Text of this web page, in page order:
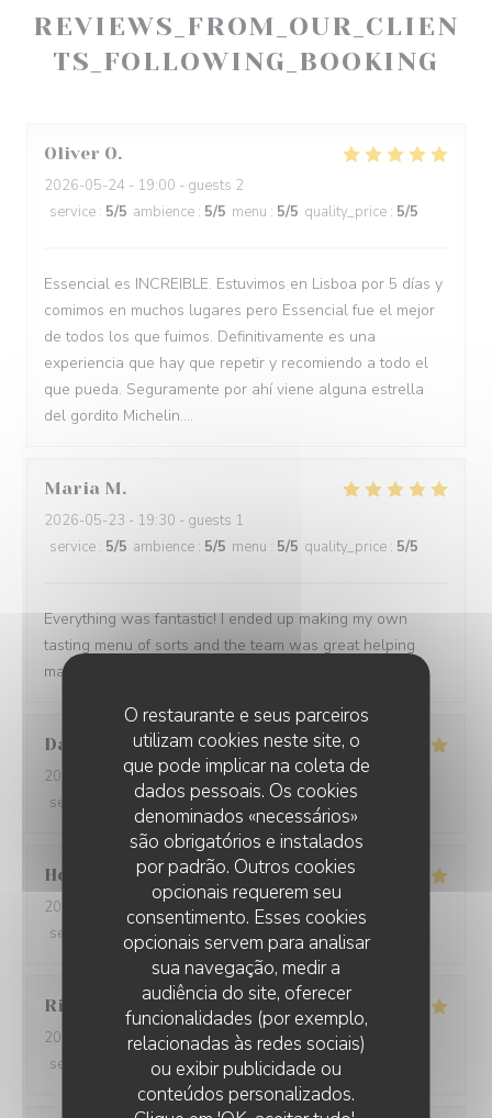
O restaurante e seus parceiros
utilizam cookies neste site, o
que pode implicar na coleta de
dados pessoais. Os cookies
denominados «necessários»
são obrigatórios e instalados
por padrão. Outros cookies
opcionais requerem seu
consentimento. Esses cookies
opcionais servem para analisar
sua navegação, medir a
audiência do site, oferecer
funcionalidades (por exemplo,
relacionadas às redes sociais)
ou exibir publicidade ou
conteúdos personalizados.
REVIEWS_FROM_OUR_CLIEN
TS_FOLLOWING_BOOKING
Oliver O
2026-05-24 - 19:00 - guests 2
service : 5/5 ambience : 5/5 menu : 5/5 quality_price : 5/5
Essencial es INCREIBLE. Estuvimos en Lisboa por 5 días y
comimos en muchos lugares pero Essencial fue el mejor
de todos los que fuimos. Definitivamente es una
experiencia que hay que repetir y recomiendo a todo el
que pueda. Seguramente por ahí viene alguna estrella
del gordito Michelin....
Maria M
2026-05-23 - 19:30 - guests 1
service : 5/5 ambience : 5/5 menu : 5/5 quality_price : 5/5
Everything was fantastic! I ended up making my own
tasting menu of sorts and the team was great helping
making a wine paring for each course.
David
2026-05-28- 19:15 - guests 7
service
ambience: 5/5 menu :5/5 quality_price
Ho Fung
2026-05-24
- 19:30 - guests 2
service
ambience /5 quality_price
Riccardo L
2026-05-25
- 21:45 - guests 2
service
ambience:4/5 menu:5/5 quality_price